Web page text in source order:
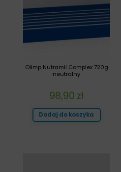
Olimp Nutramil Complex 720g
neutralny
98,90 zł
Dodaj do koszyka